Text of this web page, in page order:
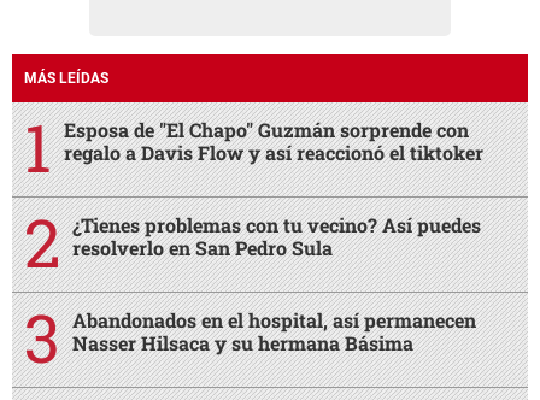
MÁS LEÍDAS
Esposa de "El Chapo" Guzmán sorprende con
regalo a Davis Flow y así reaccionó el tiktoker
¿Tienes problemas con tu vecino? Así puedes
resolverlo en San Pedro Sula
Abandonados en el hospital, así permanecen
Nasser Hilsaca y su hermana Básima